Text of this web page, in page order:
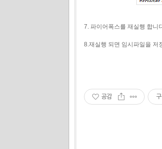
7. 파이어폭스를 재실행 합니
8.재실행 되면 임시파일을 저
공감